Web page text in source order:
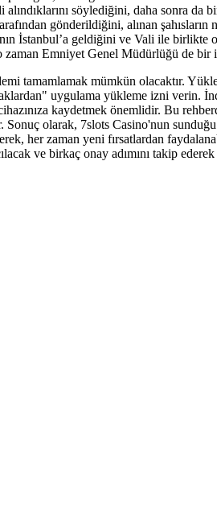
söylediğini, daha sonra da
gönderildiğini, alınan şahısların
İstanbul’a geldiğini ve Vali ile birlikte
zaman Emniyet Genel Müdürlüğü de bir
tamamlamak mümkün olacaktır.
uygulama yükleme izni verin.
kaydetmek önemlidir. Bu
olarak, 7slots Casino'nun
her zaman yeni fırsatlardan
ve birkaç onay adımını takip ederek